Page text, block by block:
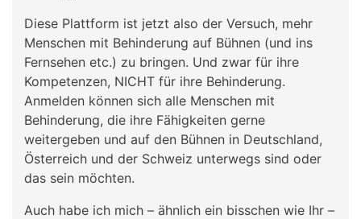
Diese Plattform ist jetzt also der Versuch, mehr
Menschen mit Behinderung auf Bühnen (und ins
Fernsehen etc.) zu bringen. Und zwar für ihre
Kompetenzen, NICHT für ihre Behinderung.
Anmelden können sich alle Menschen mit
Behinderung, die ihre Fähigkeiten gerne
weitergeben und auf den Bühnen in Deutschland,
Österreich und der Schweiz unterwegs sind oder
das sein möchten.
Auch habe ich mich – ähnlich ein bisschen wie Ihr –